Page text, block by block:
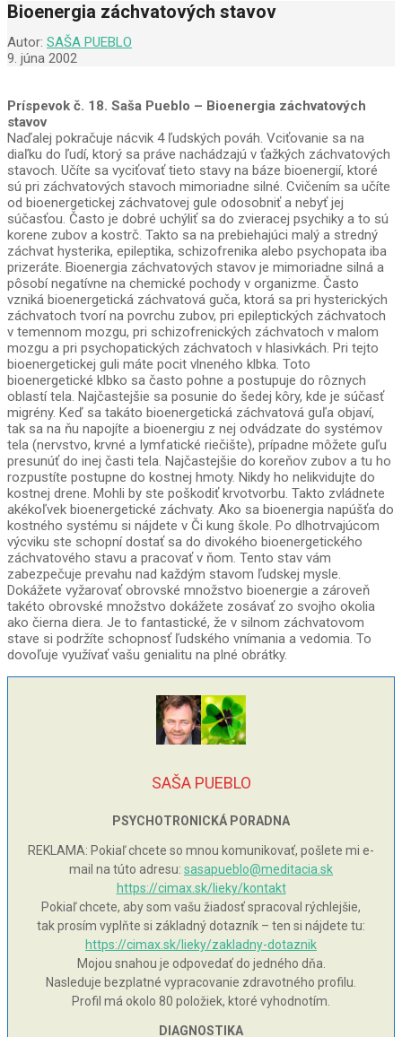
Bioenergia záchvatových stavov
Autor: SAŠA PUEBLO
9. júna 2002
Príspevok č. 18. Saša Pueblo – Bioenergia záchvatových
stavov
Naďalej pokračuje nácvik 4 ľudských pováh. Vciťovanie sa na
diaľku do ľudí, ktorý sa práve nachádzajú v ťažkých záchvatových
stavoch. Učíte sa vyciťovať tieto stavy na báze bioenergií, ktoré
sú pri záchvatových stavoch mimoriadne silné. Cvičením sa učíte
od bioenergetickej záchvatovej gule odosobniť a nebyť jej
súčasťou. Často je dobré uchýliť sa do zvieracej psychiky a to sú
korene zubov a kostrč. Takto sa na prebiehajúci malý a stredný
záchvat hysterika, epileptika, schizofrenika alebo psychopata iba
prizeráte. Bioenergia záchvatových stavov je mimoriadne silná a
pôsobí negatívne na chemické pochody v organizme. Často
vzniká bioenergetická záchvatová guča, ktorá sa pri hysterických
záchvatoch tvorí na povrchu zubov, pri epileptických záchvatoch
v temennom mozgu, pri schizofrenických záchvatoch v malom
mozgu a pri psychopatických záchvatoch v hlasivkách. Pri tejto
bioenergetickej guli máte pocit vlneného klbka. Toto
bioenergetické klbko sa často pohne a postupuje do rôznych
oblastí tela. Najčastejšie sa posunie do šedej kôry, kde je súčasť
migrény. Keď sa takáto bioenergetická záchvatová guľa objaví,
tak sa na ňu napojíte a bioenergiu z nej odvádzate do systémov
tela (nervstvo, krvné a lymfatické riečište), prípadne môžete guľu
presunúť do inej časti tela. Najčastejšie do koreňov zubov a tu ho
rozpustíte postupne do kostnej hmoty. Nikdy ho nelikvidujte do
kostnej drene. Mohli by ste poškodiť krvotvorbu. Takto zvládnete
akékoľvek bioenergetické záchvaty. Ako sa bioenergia napúšťa do
kostného systému si nájdete v Či kung škole. Po dlhotrvajúcom
výcviku ste schopní dostať sa do divokého bioenergetického
záchvatového stavu a pracovať v ňom. Tento stav vám
zabezpečuje prevahu nad každým stavom ľudskej mysle.
Dokážete vyžarovať obrovské množstvo bioenergie a zároveň
takéto obrovské množstvo dokážete zosávať zo svojho okolia
ako čierna diera. Je to fantastické, že v silnom záchvatovom
stave si podržíte schopnosť ľudského vnímania a vedomia. To
dovoľuje využívať vašu genialitu na plné obrátky.
SAŠA PUEBLO
PSYCHOTRONICKÁ PORADNA
REKLAMA: Pokiaľ chcete so mnou komunikovať, pošlete mi e-
mail na túto adresu: sasapueblo@meditacia.sk
https://cimax.sk/lieky/kontakt
Pokiaľ chcete, aby som vašu žiadosť spracoval rýchlejšie,
tak prosím vyplňte si základný dotazník – ten si nájdete tu:
https://cimax.sk/lieky/zakladny-dotaznik
Mojou snahou je odpovedať do jedného dňa.
Nasleduje bezplatné vypracovanie zdravotného profilu.
Profil má okolo 80 položiek, ktoré vyhodnotím.
DIAGNOSTIKA